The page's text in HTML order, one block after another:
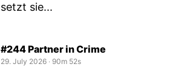
setzt sie...
#244 Partner in Crime
29. July 2026 ‧ 90m 52s